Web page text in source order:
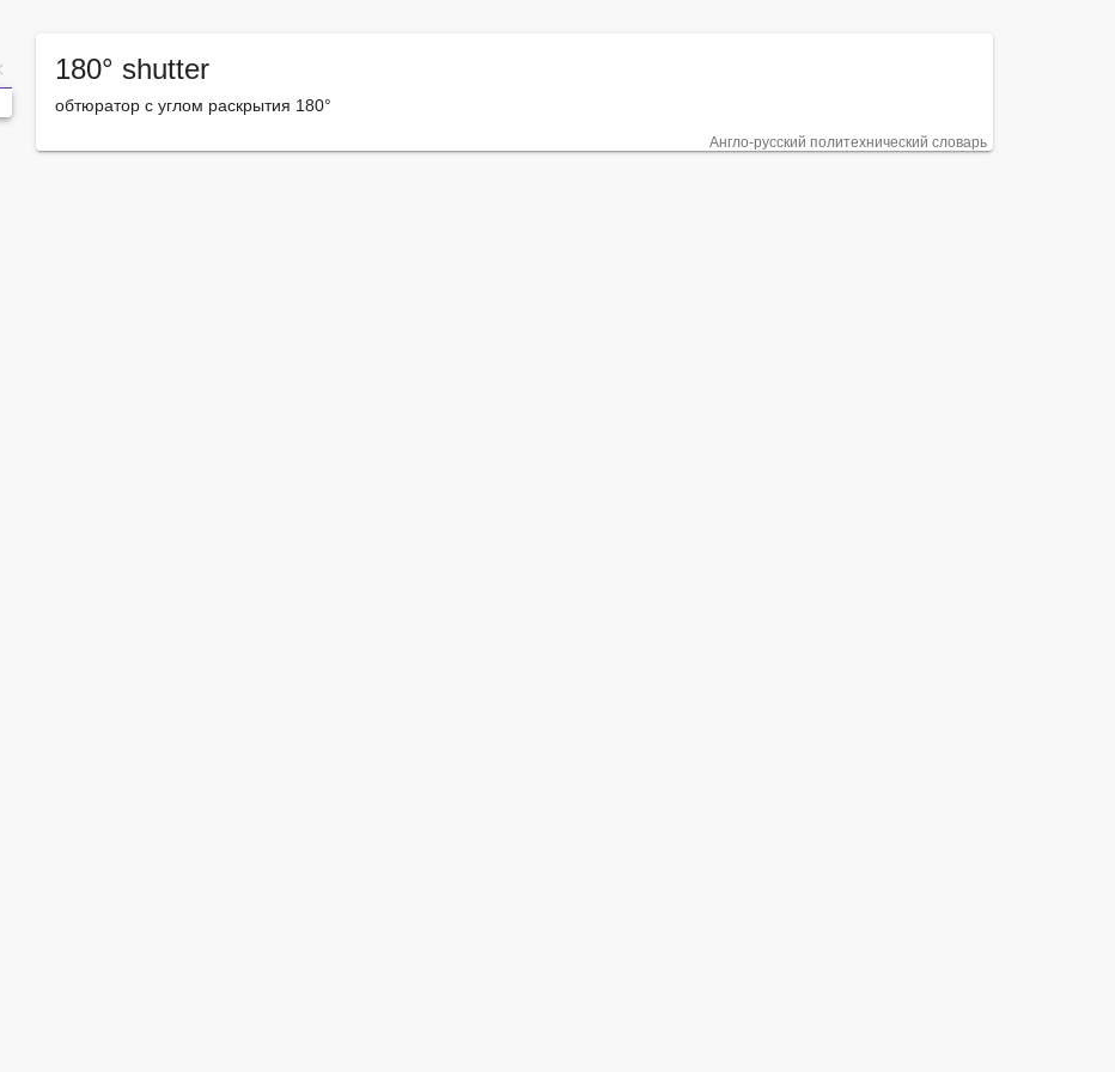
180° shutter
обтюратор с углом раскрытия 180°
Англо-русский политехнический словарь